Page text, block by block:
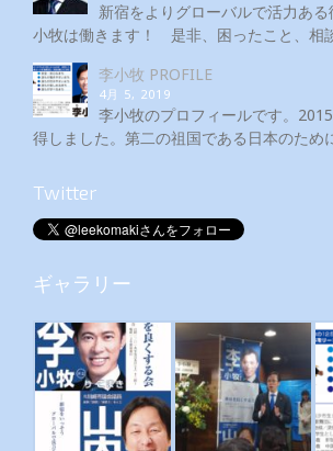
新宿をよりグローバルで活力あ
小牧は働きます！ 是非、困ったこと、相
李小牧 PROFILE
4月 5, 2019
李小牧のプロフィールです。
得しました。第二の祖国である日本のため
Twitter
ギャラリー